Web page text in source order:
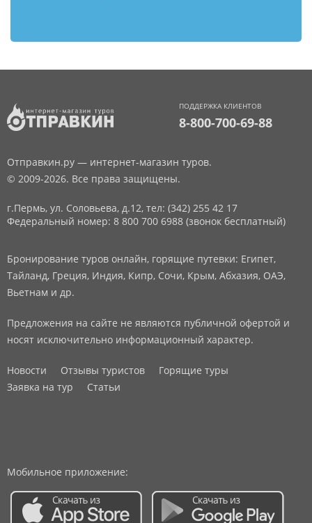
ПОДДЕРЖКА КЛИЕНТОВ
8-800-700-69-88
Отправкин.ру — интернет-магазин туров.
© 2009-2026. Все права защищены.
г.Пермь, ул. Соловьева, д.12, тел: (342) 255 42 17
Федеральный номер: 8 800 700 6988 (звонок бесплатный)
Бронирование туров онлайн, горящие путевки: Египет,
Тайланд, Греция, Индия, Кипр, Сочи, Крым, Абхазия, ОАЭ,
Вьетнам и др.
Предложения на сайте не являются публичной офертой и
носят исключительно информационный характер.
Новости Отзывы туристов
Горящие туры
Заявка на тур
Статьи
Мобильное приложение: